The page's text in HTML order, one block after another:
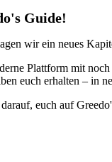
Guide!
wir ein neues
Plattform mit
euch erhalten – in
euch auf